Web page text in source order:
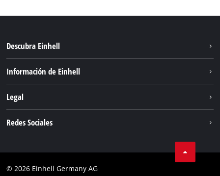
Descubra Einhell
Información de Einhell
Einhell global
Legal
Redes Sociales
© 2026 Einhell Germany AG